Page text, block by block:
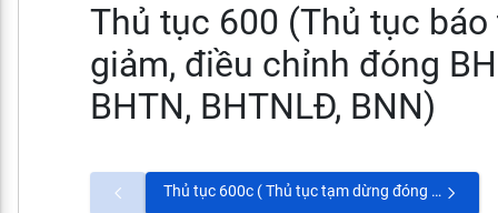
Thủ tục 600 (Thủ tục báo
giảm, điều chỉnh đóng
BHTN, BHTNLĐ, BNN)
Thủ tục 600c ( Thủ tục tạm dừng đóng vào quỹ hưu trí và tử tuất theo quy định tại Điều 88 Luật BHXH năm 2014)